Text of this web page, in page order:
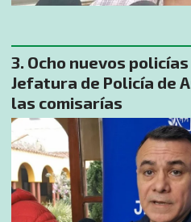
Ocho nuevos
Jefatura de Policía de
las comisarías